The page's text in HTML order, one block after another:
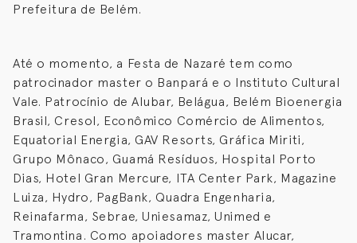
Prefeitura de Belém.
Até o momento, a Festa de Nazaré tem como
patrocinador master o Banpará e o Instituto Cultural
Vale. Patrocínio de Alubar, Belágua, Belém Bioenergia
Brasil, Cresol, Econômico Comércio de Alimentos,
Equatorial Energia, GAV Resorts, Gráfica Miriti,
Grupo Mônaco, Guamá Resíduos, Hospital Porto
Dias, Hotel Gran Mercure, ITA Center Park, Magazine
Luiza, Hydro, PagBank, Quadra Engenharia,
Reinafarma, Sebrae, Uniesamaz, Unimed e
Tramontina. Como apoiadores master Alucar,